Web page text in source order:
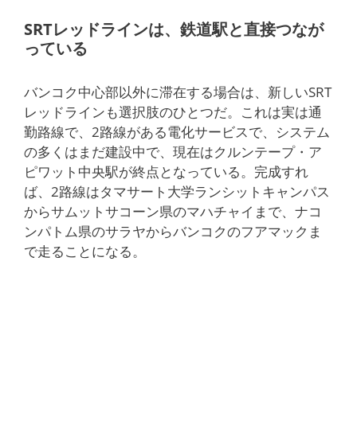
SRTレッドラインは、鉄道駅と直接つなが
っている
バンコク中心部以外に滞在する場合は、新しいSRT
レッドラインも選択肢のひとつだ。これは実は通
勤路線で、2路線がある電化サービスで、システム
の多くはまだ建設中で、現在はクルンテープ・ア
ピワット中央駅が終点となっている。完成すれ
ば、2路線はタマサート大学ランシットキャンパス
からサムットサコーン県のマハチャイまで、ナコ
ンパトム県のサラヤからバンコクのフアマックま
で走ることになる。